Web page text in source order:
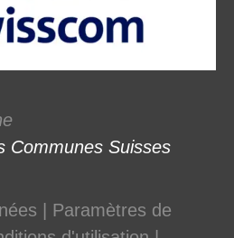
Communes Suisses
Paramètres de